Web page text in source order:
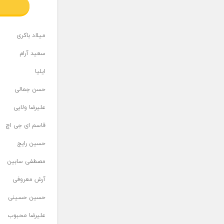
میلاد باکری
سعید آرام
ایلیا
حسن جمالی
علیرضا ولایی
قاسم ای جی اچ
حسین رایج
مصطفی سابین
آرش معروفی
حسین حسینی
علیرضا محبوب